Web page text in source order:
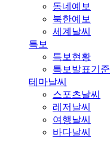
동네예보
북한예보
세계날씨
특보
특보현황
특보발표기준
테마날씨
스포츠날씨
레저날씨
여행날씨
바다날씨